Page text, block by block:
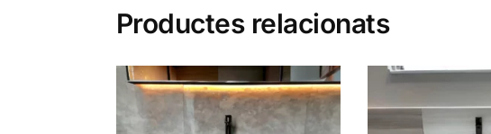
Productes relacionats